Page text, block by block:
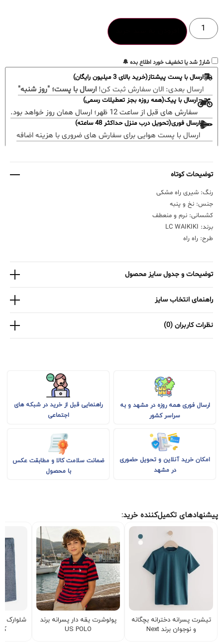
شارژ شد یا تخفیف خورد اطلاع بده 🔔
ارسال با پست پیشتاز(خرید بالای 3 میلیون رایگان)
ارسال بعدی: الان سفارش ثبت کن! ارسال با پست؛ "روز شنبه"
ارسال با پیک(همه روزه بجز تعطیلات رسمی)
سفارش های قبل از ساعت 12 ظهر؛ ارسال همان روز خواهد بود.
ارسال فوری(تحویل درب منزل حداکثر 48 ساعته)
ارسال با پست هوایی برای سفارش های ضروری با هزینه اضافه
توضیحات کوتاه
رنگ: شیری راه مشکی
جنس: نخ و پنبه
کشسانی: نرم و منعطف
برند: LC WAIKIKI
طرح: راه راه
توضیحات و جدول سایز محصول
راهنمای انتخاب سایز
نظرات کاربران (0)
ارسال فوری همه روزه در مشهد و به
سراسر کشور
راهنمایی قبل از خرید در شبکه های
اجتماعی
امکان خرید آنلاین و تحویل حضوری
در مشهد
ضمانت سلامت کالا و مطابقت عکس
با محصول
پیشنهادهای تکمیل‌کننده خرید:
تیشرت پسرانه دخترانه بچگانه
و نوجوان برند Next
‎پولوشرت یقه دار پسرانه برند
US POLO